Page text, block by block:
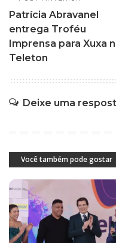
Patrícia Abravanel
entrega Troféu
Imprensa para Xuxa
Teleton
Deixe uma
Você também pode gostar